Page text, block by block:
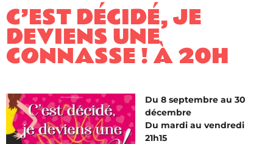
C’EST DÉCIDÉ, JE
DEVIENS UNE
CONNASSE ! À 20H
Du 8 septembre au 30
décembre
Du mardi au vendredi
21h15